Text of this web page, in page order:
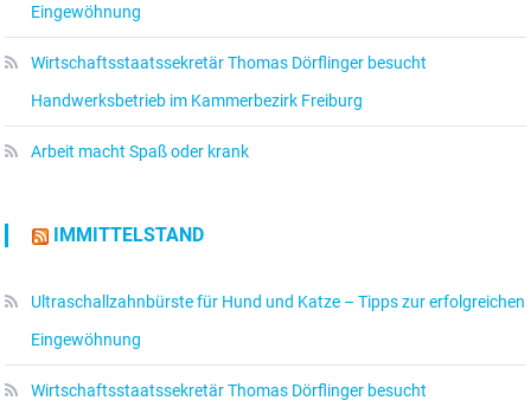
Eingewöhnung
Wirtschaftsstaatssekretär Thomas Dörflinger besucht
Handwerksbetrieb im Kammerbezirk Freiburg
Arbeit macht Spaß oder krank
IMMITTELSTAND
Ultraschallzahnbürste für Hund und Katze – Tipps zur erfolgreichen
Eingewöhnung
Wirtschaftsstaatssekretär Thomas Dörflinger besucht